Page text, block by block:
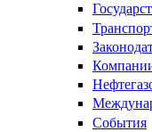
События